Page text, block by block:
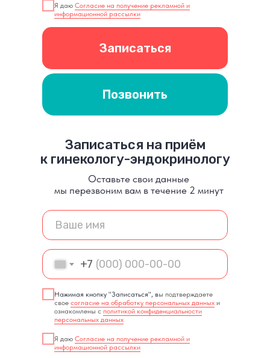
Я даю Согласие на получение рекламной и
информационной рассылки
Записаться
Позвонить
Записаться на приём
к гинекологу-эндокринологу
Оставьте свои данные
мы перезвоним вам в течение 2 минут
+7
Нажимая кнопку "Записаться", вы подтверждаете
свое согласие на обработку персональных данных и
ознакомлены с политикой конфиденциальности
персональных данных
Я даю Согласие на получение рекламной и
информационной рассылки